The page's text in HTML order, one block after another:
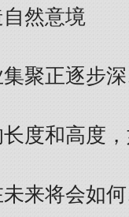
然意境
集聚正逐步
长度和高度
未来将会如